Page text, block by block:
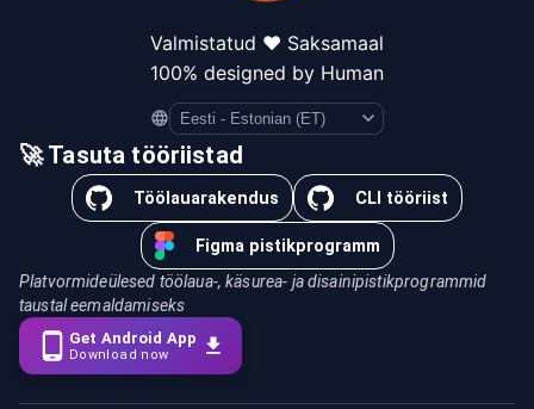
Valmistatud ❤️ Saksamaal
100% designed by Human
Language
🚀 Tasuta tööriistad
Töölauarakendus CLI tööriist
Figma pistikprogramm
Platvormideülesed töölaua-, käsurea- ja disainipistikprogrammid
taustal eemaldamiseks
Get Android App
Download now